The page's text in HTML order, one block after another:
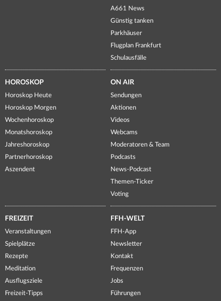
A661 News
Günstig tanken
Parkhäuser
Flugplan Frankfurt
Schulausfälle
HOROSKOP
Horoskop Heute
Horoskop Morgen
Wochenhoroskop
Monatshoroskop
Jahreshoroskop
Partnerhoroskop
Aszendent
ON AIR
Sendungen
Aktionen
Videos
Webcams
Moderatoren & Team
Podcasts
News-Podcast
Themen-Ticker
Voting
FREIZEIT
Veranstaltungen
Spielplätze
Rezepte
Meditation
Ausflugsziele
Freizeit-Tipps
FFH-WELT
FFH-App
Newsletter
Kontakt
Frequenzen
Jobs
Führungen